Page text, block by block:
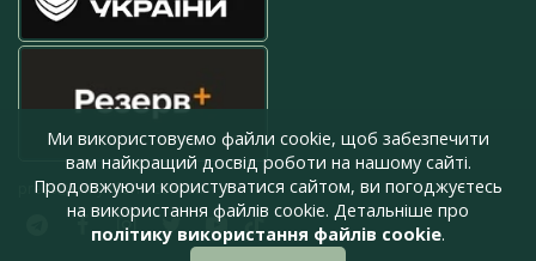
press@armyinform.com.ua
Ми використовуємо файли cookie, щоб забезпечити
вам найкращий досвід роботи на нашому сайті.
Продовжуючи користуватися сайтом, ви погоджуєтесь
на використання файлів cookie. Детальніше про
політику використання файлів cookie.